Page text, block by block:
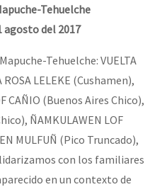
Tehuelche
agosto del 2017
Tehuelche: VUELTA
LELEKE (Cushamen),
CAÑIO (Buenos Aires Chico),
ÑAMKULAWEN LOF
MULFUÑ (Pico Truncado),
con los familiares
en un contexto de